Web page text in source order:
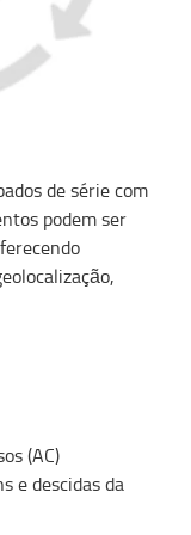
de série com
podem ser
(AC)
e descidas da